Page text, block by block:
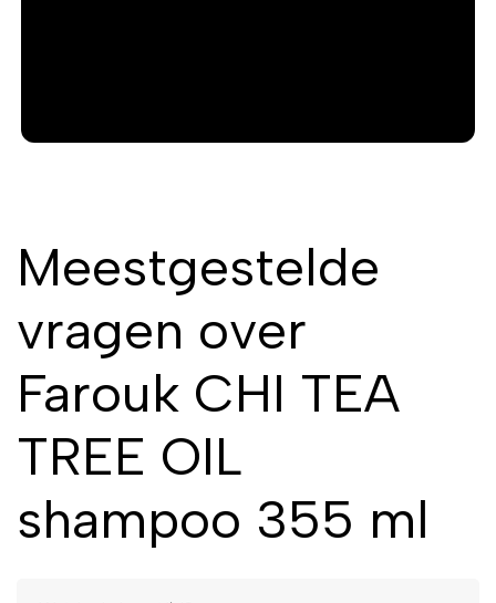
Meestgestelde
vragen over
Farouk CHI TEA
TREE OIL
shampoo 355 ml